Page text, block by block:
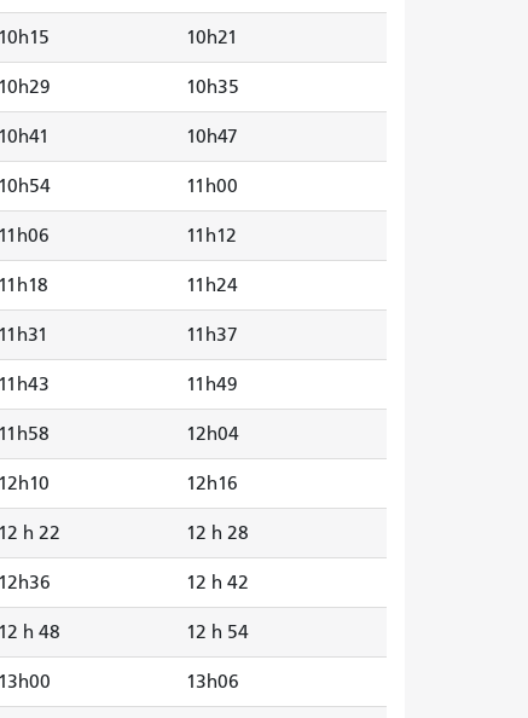
10h15 10h21
10h29 10h35
10h41 10h47
10h54 11h00
11h06 11h12
11h18 11h24
11h31 11h37
11h43 11h49
11h58 12h04
12h10 12h16
12 h 22 12 h 28
12h36 12 h 42
12 h 48 12 h 54
13h00 13h06